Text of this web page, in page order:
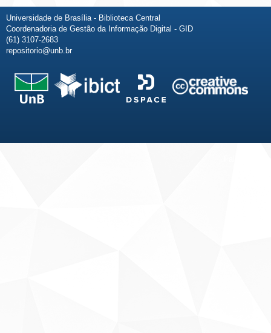
Universidade de Brasília - Biblioteca Central
Coordenadoria de Gestão da Informação Digital - GID
(61) 3107-2683
repositorio@unb.br